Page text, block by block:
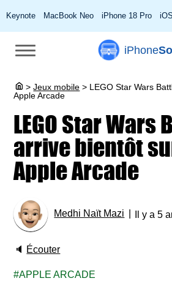
Keynote MacBook Neo iPhone 18 Pro
iPhone
> Jeux mobile > LEGO Star Wars
Apple Arcade
LEGO Star Wars
arrive bientôt
Apple Arcade
Medhi Naït Mazi Il y a 5
🔈 Écouter
APPLE ARCADE